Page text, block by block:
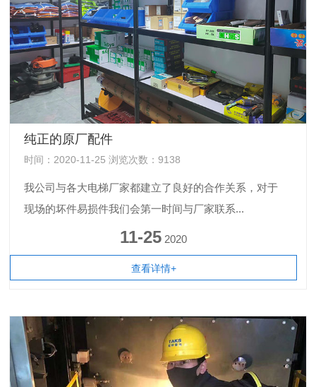
纯正的原厂配件
时间：2020-11-25 浏览次数：9138
我公司与各大电梯厂家都建立了良好的合作关系，对于
现场的坏件易损件我们会第一时间与厂家联系...
11-25 2020
查看详情+